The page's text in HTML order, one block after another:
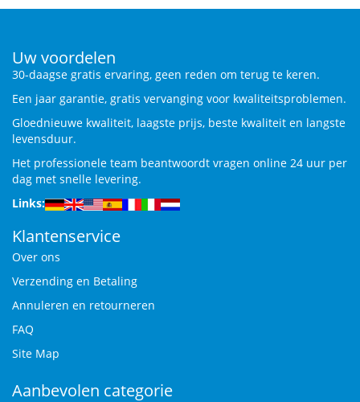
Uw voordelen
30-daagse gratis ervaring, geen reden om terug te keren.
Een jaar garantie, gratis vervanging voor kwaliteitsproblemen.
Gloednieuwe kwaliteit, laagste prijs, beste kwaliteit en langste
levensduur.
Het professionele team beantwoordt vragen online 24 uur per
dag met snelle levering.
Links:
Klantenservice
Over ons
Verzending en Betaling
Annuleren en retourneren
FAQ
Site Map
Aanbevolen categorie